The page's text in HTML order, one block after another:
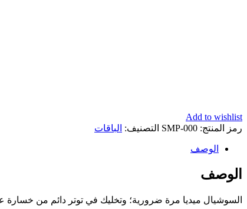
Add to wishlist
رمز المنتج: SMP-000 التصنيف: الباقات
الوصف
الوصف
السوشيال ميديا مرة ضرورية؛ وتخليك في توتر دائم من